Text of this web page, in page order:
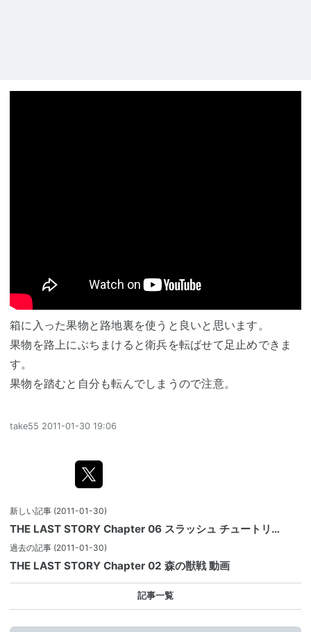
箱に入った果物と路地裏を使うと良いと思います。
果物を路上にぶちまけると衛兵を転ばせて足止めできま
す。
果物を踏むと自分も転んでしまうので注意。
take55 2011-01-30 19:06
新しい記事 (2011-01-30)
THE LAST STORY Chapter 06 スラッシュ チュートリ…
過去の記事 (2011-01-30)
THE LAST STORY Chapter 02 森の獣戦 動画
記事一覧